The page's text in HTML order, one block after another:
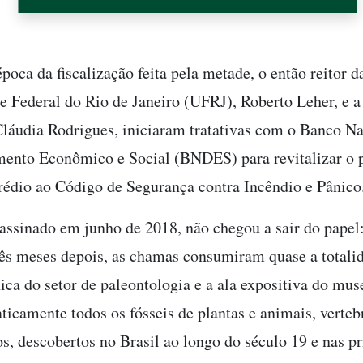
da fiscalização feita pela metade, o então reitor
Federal do Rio de Janeiro (UFRJ), Roberto Leher, e
Rodrigues, iniciaram tratativas com o Banco
Econômico e Social (BNDES) para revitalizar o
ao Código de Segurança contra Incêndio e
em junho de 2018, não chegou a sair do
meses depois, as chamas consumiram quase a
do setor de paleontologia e a ala expositiva do
todos os fósseis de plantas e animais,
descobertos no Brasil ao longo do século 19 e nas